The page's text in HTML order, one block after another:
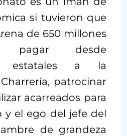
si tuvieron que
de 650 millones
pagar desde
estatales a la
patrocinar
acarreados para
y el ego del jefe del
de grandeza